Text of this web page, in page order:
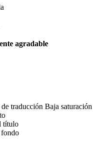
agradable
traducción Baja saturación
título